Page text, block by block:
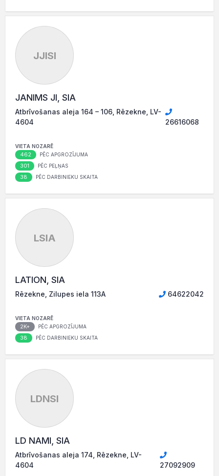
JJISI
JANIMS JI, SIA
Atbrīvošanas aleja 164 – 106, Rēzekne, LV-
4604
26616068
VIETA NOZARĒ
462 PĒC APGROZĪJUMA
301 PĒC PEĻŅAS
38 PĒC DARBINIEKU SKAITA
LSIA
LATION, SIA
Rēzekne, Zilupes iela 113A 64622042
VIETA NOZARĒ
2K+ PĒC APGROZĪJUMA
38 PĒC DARBINIEKU SKAITA
LDNSI
LD NAMI, SIA
Atbrīvošanas aleja 174, Rēzekne, LV-
4604
27092909